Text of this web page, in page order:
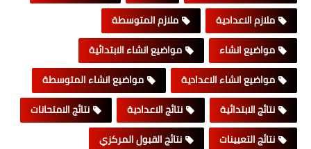
ملازم الاعدادية
ملازم المتوسطة
مواضيع انشاء
مواضيع انشاء الابتدائية
مواضيع انشاء الاعدادية
مواضيع انشاء المتوسطة
نتائج الابتدائية
نتائج الاعدادية
نتائج الامتحانات
نتائج التعيينات
نتائج القبول المركزي